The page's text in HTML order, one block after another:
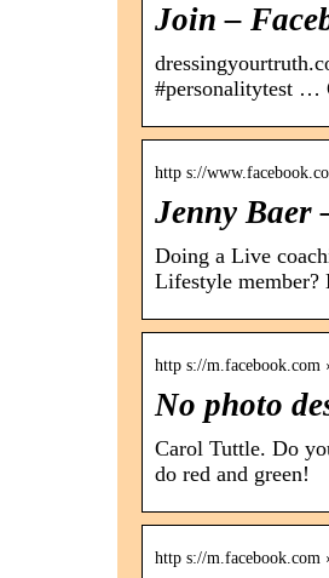
Join –
#personalitytest …
http s://
Jenny Baer
Doing a Live
Lifestyle
http s://m.facebook.com
No photo
Carol Tuttle. Do
do red and green!
http s://m.facebook.com